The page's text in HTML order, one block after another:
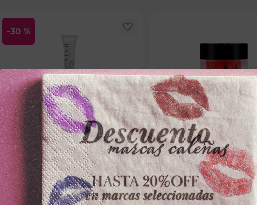
-30 %
VITU
GEL VITUx12ml CONTORNO DE OJOS ÁCIDO
HIALURÓNICO
$23.500
$ 16 .450 ＋
－
100 disponibles
MASGLO
POLVO ACRILICO MASGLOx7g
$ 18.300 －
10